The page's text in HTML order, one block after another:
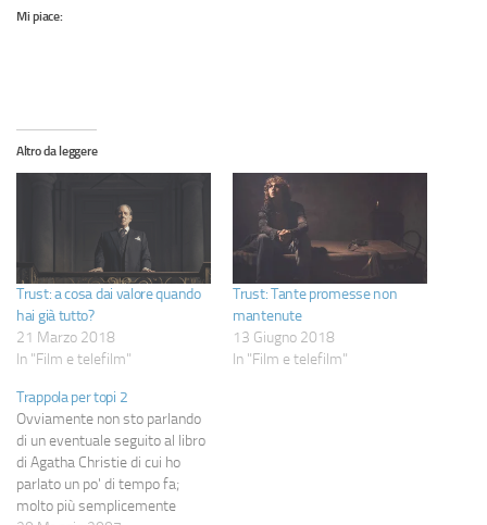
Mi piace:
Altro da leggere
Trust: a cosa dai valore quando
hai già tutto?
21 Marzo 2018
In "Film e telefilm"
Trust: Tante promesse non
mantenute
13 Giugno 2018
In "Film e telefilm"
Trappola per topi 2
Ovviamente non sto parlando
di un eventuale seguito al libro
di Agatha Christie di cui ho
parlato un po' di tempo fa;
molto più semplicemente